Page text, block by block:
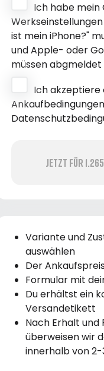
Ich habe mein
ist mein iPhone?"
und Apple- oder
müssen abgmeldet
Ich akzeptiere
Jetzt für
Variante und
auswählen
Der
Formular mit
Du erhältst ein
Versandetikett
Nach Erhalt und
überweisen wir
innerhalb von 2-